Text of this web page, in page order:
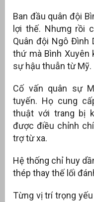
Ban đầu quân đội
lợi thế. Nhưng rồi
Quân đội Ngô Đình
thứ mà Bình Xuyên
sự hậu thuẫn từ Mỹ.
Cố vấn quân sự
tuyến. Họ cung
thuật với trang bị
được điều chỉnh
trợ từ xa.
Hệ thống chỉ huy
thép thay thế lối
Từng vị trí trọng